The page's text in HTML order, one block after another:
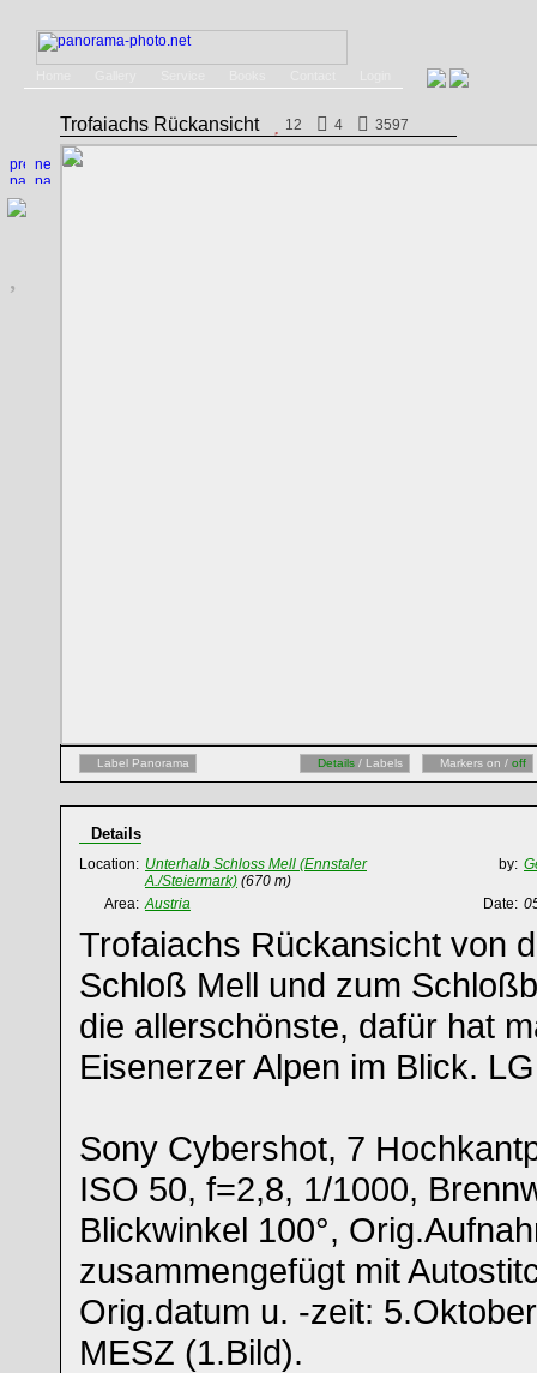
Trofaiachs Rückansicht 12 4 3597
Label Panorama Details / Labels Markers on / off
Details
Location: Unterhalb Schloss Mell (Ennstaler
A./Steiermark) (670 m)
by:
Area: Austria Date:
Trofaiachs Rückansicht von
Schloß Mell und zum
die allerschönste, dafür hat
Eisenerzer Alpen im Blick. LG
Sony Cybershot, 7
ISO 50, f=2,8, 1/1000,
Blickwinkel 100°,
zusammengefügt mit
Orig.datum u. -zeit:
MESZ (1.Bild).